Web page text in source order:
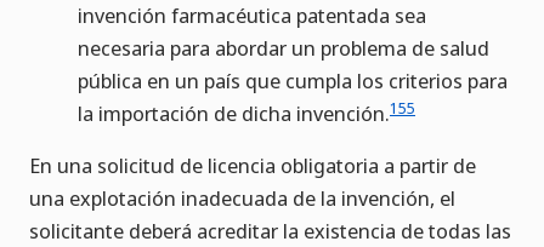
invención farmacéutica patentada sea
necesaria para abordar un problema de salud
pública en un país que cumpla los criterios para
la importación de dicha invención.155
En una solicitud de licencia obligatoria a partir de
una explotación inadecuada de la invención, el
solicitante deberá acreditar la existencia de todas las